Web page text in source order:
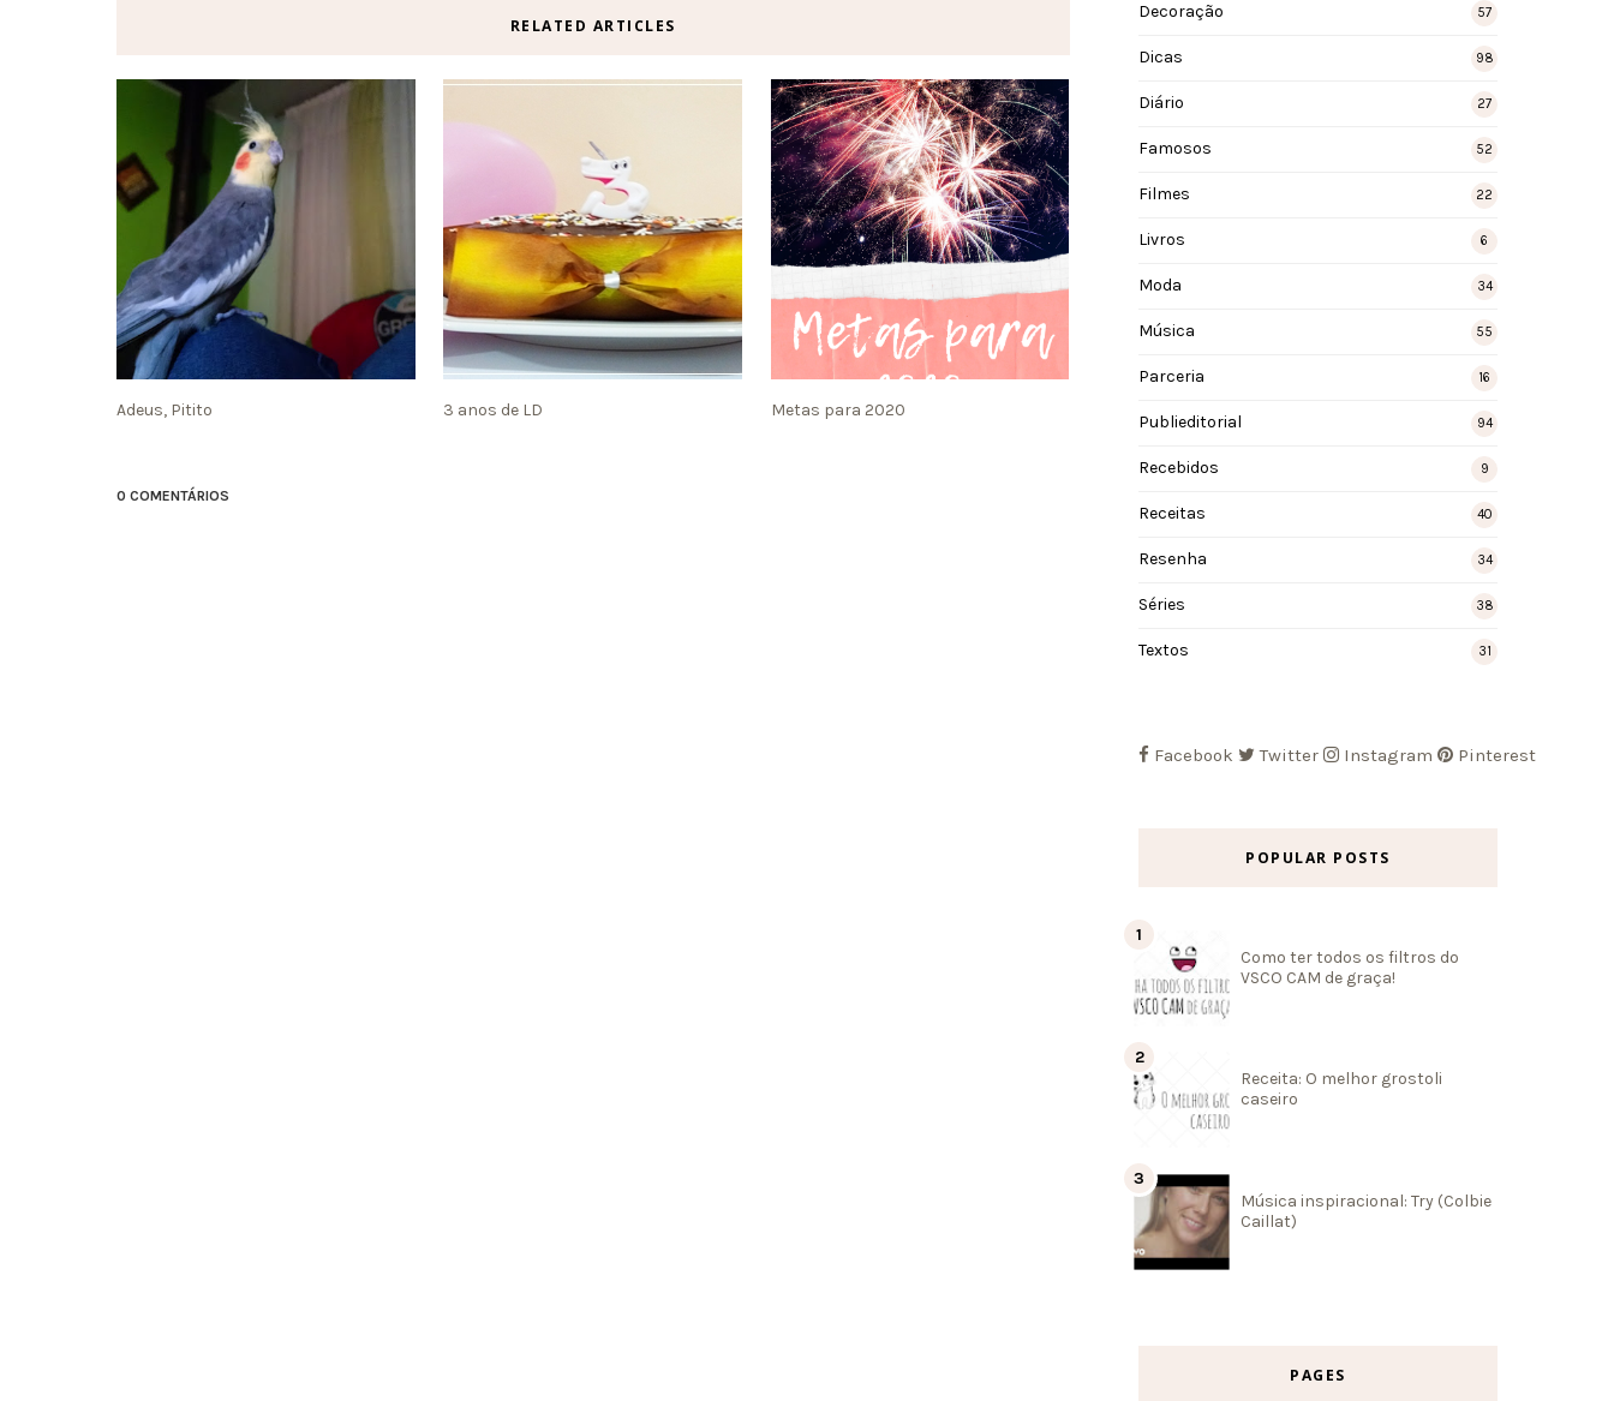
RELATED ARTICLES
Adeus, Pitito 3 anos de LD Metas para 2020
0 COMENTÁRIOS
Decoração 57
Dicas 98
Diário 27
Famosos 52
Filmes 22
Livros 6
Moda 34
Música 55
Parceria 16
Publieditorial 94
Recebidos 9
Receitas 40
Resenha 34
Séries 38
Textos 31
Facebook Twitter Instagram Pinterest
POPULAR POSTS
Como ter todos os filtros do
VSCO CAM de graça!
Receita: O melhor grostoli
caseiro
Música inspiracional: Try (Colbie
Caillat)
PAGES